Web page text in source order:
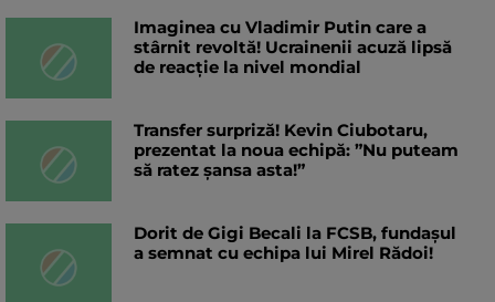
Imaginea cu Vladimir Putin care a
stârnit revoltă! Ucrainenii acuză lipsă
de reacție la nivel mondial
Transfer surpriză! Kevin Ciubotaru,
prezentat la noua echipă: ”Nu puteam
să ratez șansa asta!”
Dorit de Gigi Becali la FCSB, fundașul
a semnat cu echipa lui Mirel Rădoi!